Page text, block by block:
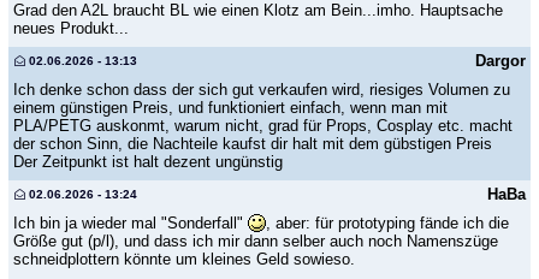
Grad den A2L braucht BL wie einen Klotz am Bein...imho. Hauptsache
neues Produkt...
Dargor
02.06.2026 - 13:13
Ich denke schon dass der sich gut verkaufen wird, riesiges Volumen zu
einem günstigen Preis, und funktioniert einfach, wenn man mit
PLA/PETG auskonmt, warum nicht, grad für Props, Cosplay etc. macht
der schon Sinn, die Nachteile kaufst dir halt mit dem gübstigen Preis
Der Zeitpunkt ist halt dezent ungünstig
HaBa
02.06.2026 - 13:24
Ich bin ja wieder mal "Sonderfall"
, aber: für prototyping fände ich die
Größe gut (p/l), und dass ich mir dann selber auch noch Namenszüge
schneidplottern könnte um kleines Geld sowieso.